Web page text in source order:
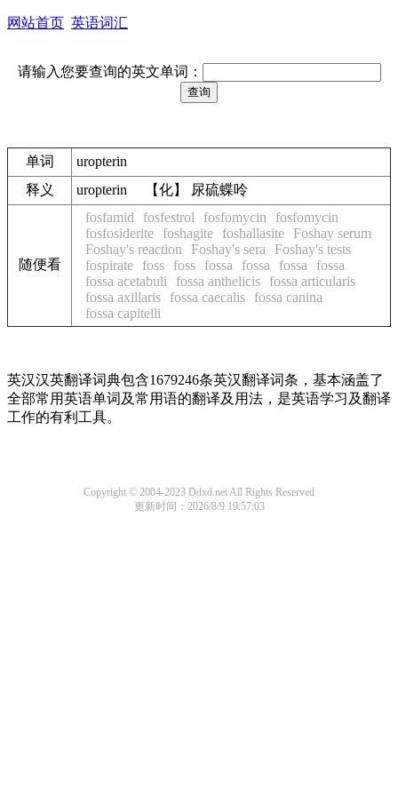
网站首页 英语词汇
请输入您要查询的英文单词：
单词
uropterin
释义
uropterin 【化】 尿硫蝶呤
随便看
fosfamid fosfestrol fosfomycin
fosfomycin
fosfosiderite
foshagite foshallasite
Foshay serum
Foshay's reaction
Foshay's sera
Foshay's tests
fospirate
foss foss fossa fossa fossa
fossa
fossa acetabuli
fossa anthelicis
fossa articularis
fossa axillaris
fossa caecalis
fossa canina
fossa capitelli
英汉汉英翻译词典包含1679246条英汉翻译词条，基本涵盖了
全部常用英语单词及常用语的翻译及用法，是英语学习及翻译
工作的有利工具。
Copyright © 2004-2023 Ddxd.net All Rights Reserved
更新时间：2026/8/9 19:57:03